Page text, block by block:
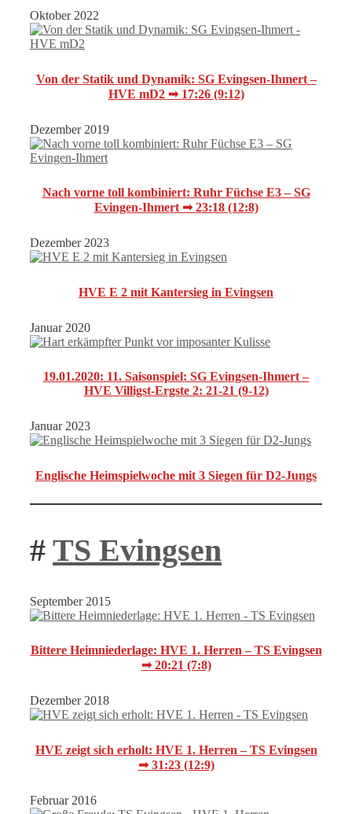
Oktober 2022
Von der Statik und Dynamik: SG Evingsen-Ihmert –
HVE mD2 ➟ 17:26 (9:12)
Dezember 2019
Nach vorne toll kombiniert: Ruhr Füchse E3 – SG
Evingen-Ihmert ➟ 23:18 (12:8)
Dezember 2023
HVE E 2 mit Kantersieg in Evingsen
Januar 2020
19.01.2020: 11. Saisonspiel: SG Evingsen-Ihmert –
HVE Villigst-Ergste 2: 21-21 (9-12)
Januar 2023
Englische Heimspielwoche mit 3 Siegen für D2-Jungs
# TS Evingsen
September 2015
Bittere Heimniederlage: HVE 1. Herren – TS Evingsen
➟ 20:21 (7:8)
Dezember 2018
HVE zeigt sich erholt: HVE 1. Herren – TS Evingsen
➟ 31:23 (12:9)
Februar 2016